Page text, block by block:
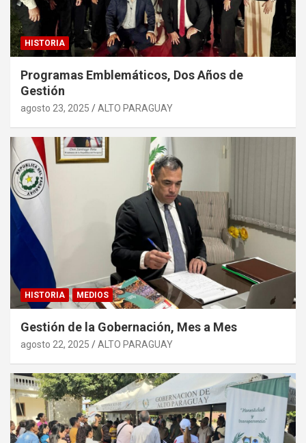
HISTORIA
Programas Emblemáticos, Dos Años de
Gestión
agosto 23, 2025 ALTO PARAGUAY
HISTORIA MEDIOS
Gestión de la Gobernación, Mes a Mes
agosto 22, 2025 ALTO PARAGUAY